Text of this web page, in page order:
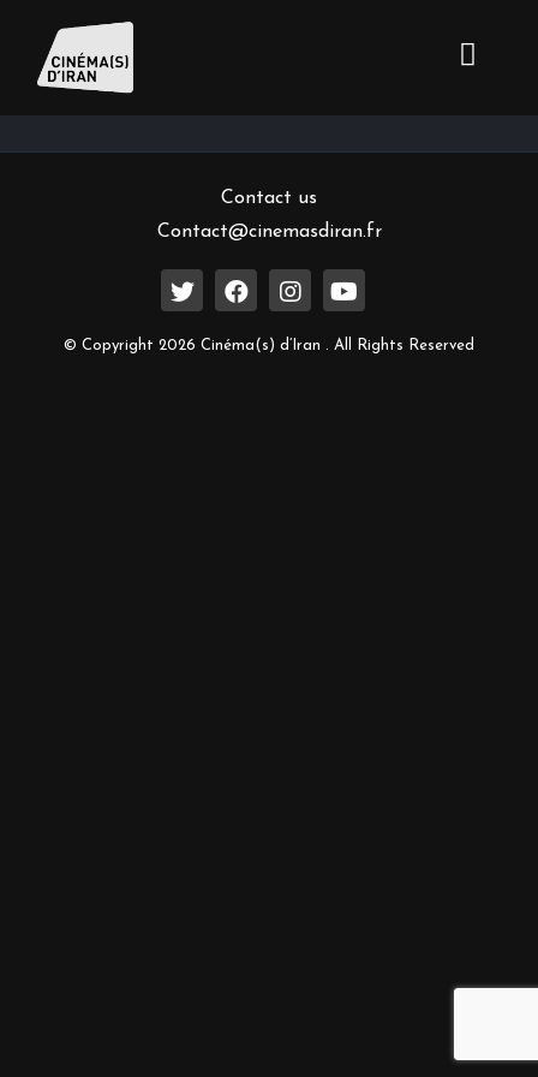
Inscrivez-vous à notre newsletter
Contact us
Contact@cinemasdiran.fr
© Copyright 2026 Cinéma(s) d’Iran . All Rights Reserved